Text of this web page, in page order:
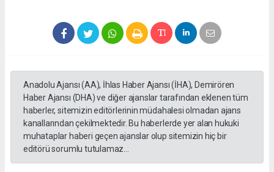
Anadolu Ajansı (AA), İhlas Haber Ajansı (İHA), Demirören
Haber Ajansı (DHA) ve diğer ajanslar tarafından eklenen tüm
haberler, sitemizin editörlerinin müdahalesi olmadan ajans
kanallarından çekilmektedir. Bu haberlerde yer alan hukuki
muhataplar haberi geçen ajanslar olup sitemizin hiç bir
editörü sorumlu tutulamaz...